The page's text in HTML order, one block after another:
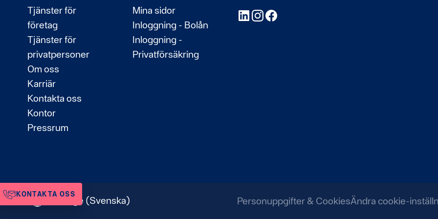
KONTAKTA OSS
Tjänster för
företag
Tjänster för
privatpersoner
Om oss
Karriär
Kontakta oss
Kontor
Pressrum
Mina sidor
Inloggning - Bolån
Inloggning -
Privatförsäkring
LinkedInInstagram
Sverige (Svenska) Personuppgifter & CookiesÄndra cookie-